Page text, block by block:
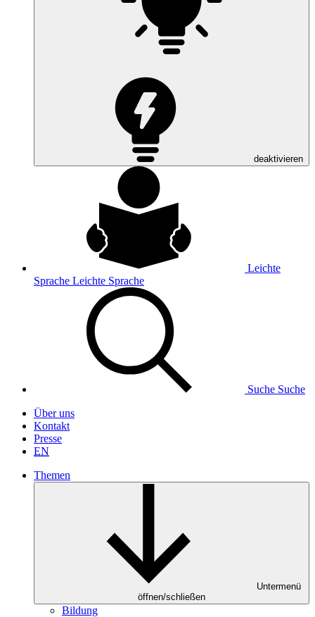
deaktivieren
Leichte
Sprache Leichte Sprache
Suche Suche
Über uns
Kontakt
Presse
EN
Themen
Untermenü
öffnen/schließen
Bildung